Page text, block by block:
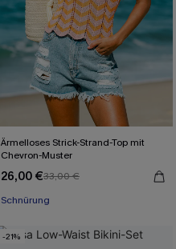
Ärmelloses Strick-Strand-Top mit
Chevron-Muster
26,00 €33,00 €
Schnürung
-21%